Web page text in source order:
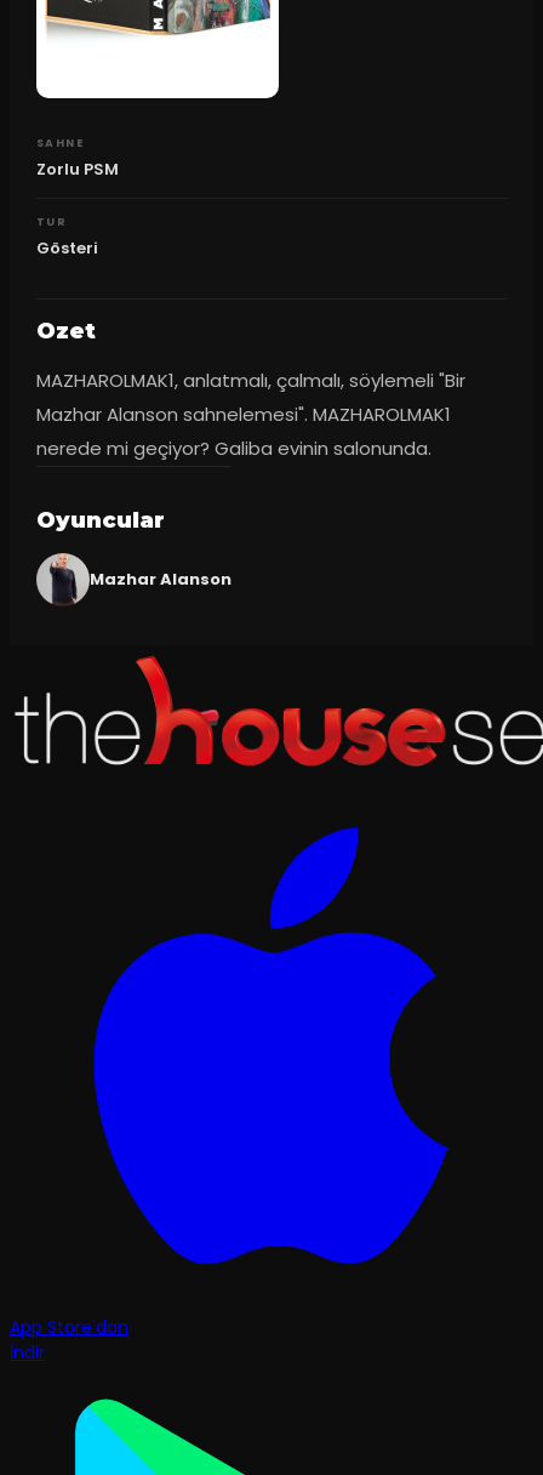
SAHNE
Zorlu PSM
TUR
Gösteri
Ozet
MAZHAROLMAK1, anlatmalı, çalmalı, söylemeli "Bir
Mazhar Alanson sahnelemesi". MAZHAROLMAK1
nerede mi geçiyor? Galiba evinin salonunda.
Oyuncular
Mazhar Alanson
App Store'dan
İndir